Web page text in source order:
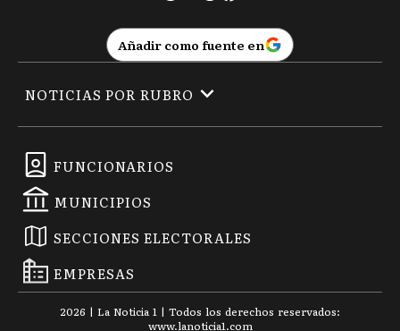
CT Carlos Tejedor
CD
C Castelli
C Chacabuco
Añadir como fuente en
FUNCIONARIOS
MUNICIPIOS
SECCIONES ELECTORALES
EMPRESAS
NOTICIAS POR RUBRO
2026 | La Noticia 1 | Todos los derechos reservados:
www.lanoticia1.com